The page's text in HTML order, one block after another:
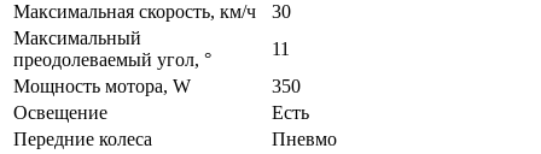
Максимальная скорость, км/ч
30
Максимальный
преодолеваемый угол, °
11
Мощность мотора, W
350
Освещение
Есть
Передние колеса
Пневмо